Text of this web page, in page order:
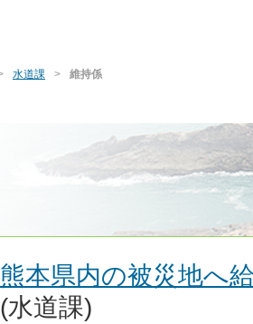
水道課 維持係
熊本県内の被災地へ
(水道課)